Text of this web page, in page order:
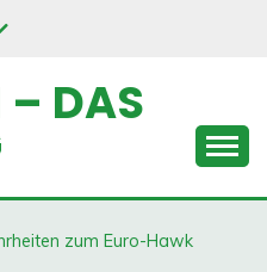
– DAS
zum Euro-Hawk